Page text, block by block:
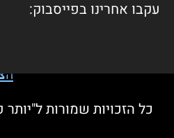
עקבו אחרינו בפייסבוק:
כל הזכויות שמורות ל"יותר